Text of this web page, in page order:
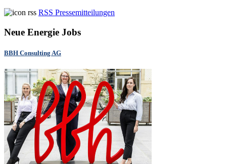
RSS Pressemitteilungen
Neue Energie Jobs
BBH Consulting AG